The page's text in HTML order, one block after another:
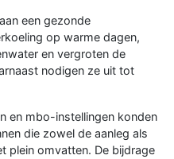
een gezonde
op warme dagen,
en vergroten de
nodigen ze uit tot
en mbo-instellingen konden
die zowel de aanleg als
plein omvatten. De bijdrage